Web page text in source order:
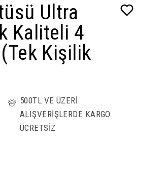
Ultra
Kaliteli 4
Kişilik
500TL VE ÜZERİ
ALIŞVERİŞLERDE KARGO
ÜCRETSİZ